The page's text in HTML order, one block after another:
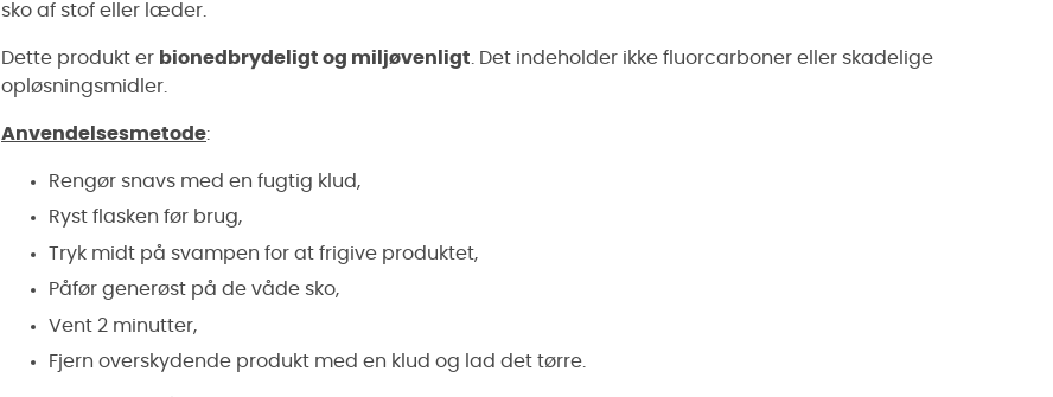
sko af stof eller læder.
Dette produkt er bionedbrydeligt og miljøvenligt . Det indeholder ikke fluorcarboner eller skadelige
opløsningsmidler.
Anvendelsesmetode:
Rengør snavs med en fugtig klud,
Ryst flasken før brug,
Tryk midt på svampen for at frigive produktet,
Påfør generøst på de våde sko,
Vent 2 minutter,
Fjern overskydende produkt med en klud og lad det tørre.